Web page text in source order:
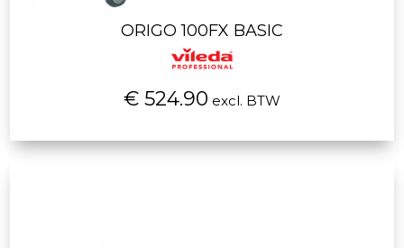
ORIGO 100FX BASIC
€ 524.90 excl. BTW